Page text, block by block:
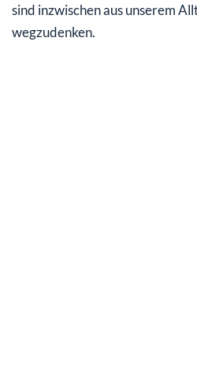
sind inzwischen aus unserem
wegzudenken.